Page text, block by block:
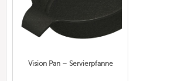
Vision Pan – Servierpfanne